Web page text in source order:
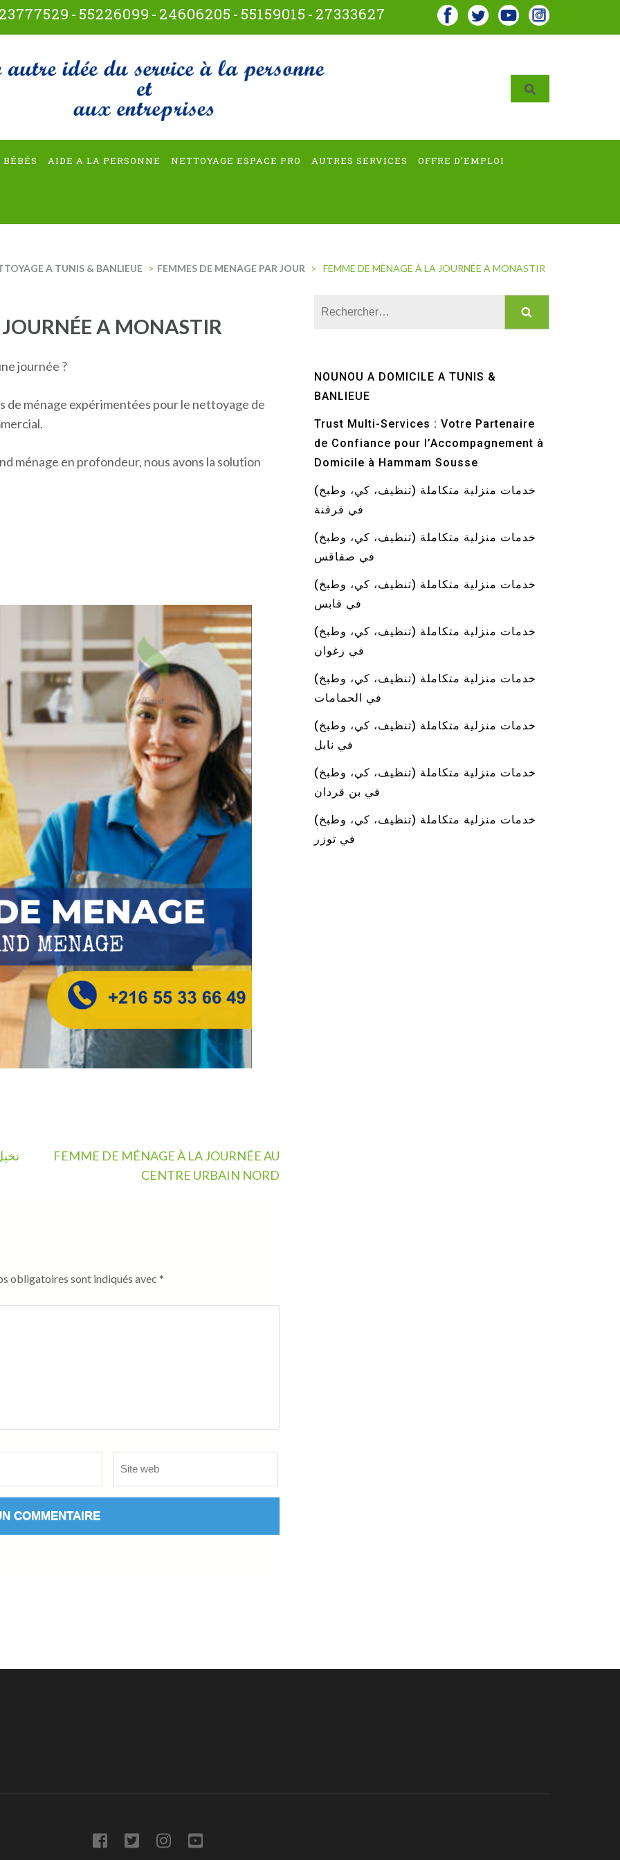
23777529 - 55226099 - 24606205 - 55159015 - 27333627
multiservices
BÉBÉS AIDE A LA PERSONNE NETTOYAGE ESPACE PRO AUTRES SERVICES OFFRE D’EMPLOI
A TUNIS & BANLIEUE > FEMMES DE MENAGE PAR JOUR > FEMME DE MÉNAGE À LA JOURNÉE A MONASTIR
A MONASTIR
journée ?
de ménage expérimentées pour le nettoyage de
ménage en profondeur, nous avons la solution
FEMME DE MÉNAGE À LA JOURNÉE AU
CENTRE URBAIN NORD
obligatoires sont indiqués avec *
Rechercher :
NOUNOU A DOMICILE A TUNIS &
BANLIEUE
Trust Multi-Services : Votre Partenaire
de Confiance pour l’Accompagnement à
Domicile à Hammam Sousse
خدمات منزلية متكاملة (تنظيف، كي، وطبخ)
في قرقنة
خدمات منزلية متكاملة (تنظيف، كي، وطبخ)
في صفاقس
خدمات منزلية متكاملة (تنظيف، كي، وطبخ)
في قابس
خدمات منزلية متكاملة (تنظيف، كي، وطبخ)
في زغوان
خدمات منزلية متكاملة (تنظيف، كي، وطبخ)
في الحمامات
خدمات منزلية متكاملة (تنظيف، كي، وطبخ)
في نابل
خدمات منزلية متكاملة (تنظيف، كي، وطبخ)
في بن قردان
خدمات منزلية متكاملة (تنظيف، كي، وطبخ)
في توزر